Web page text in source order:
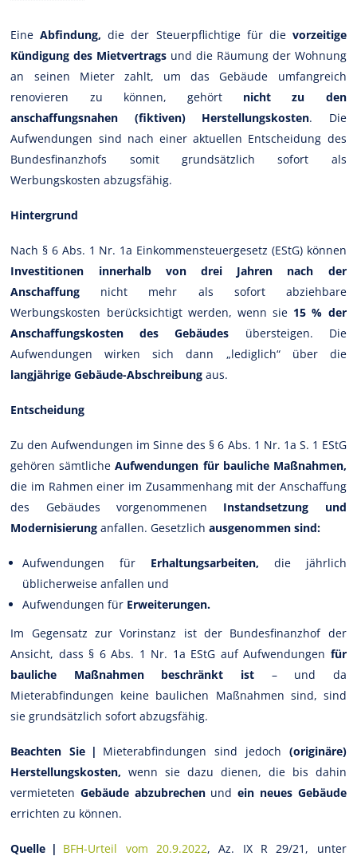
EineAbfindung, die der Steuerpflichtige für die vorzeitige
Kündigung des Mietvertrags und die Räumung der Wohnung
an seinen Mieter zahlt, um das Gebäude umfangreich
renovieren zu können, gehört nicht zu den
anschaffungsnahen (fiktiven) Herstellungskosten. Die
Aufwendungen sind nach einer aktuellen Entscheidung des
Bundesfinanzhofs somit grundsätzlich sofort als
Werbungskosten abzugsfähig.
Hintergrund
Nach § 6 Abs. 1 Nr. 1a Einkommensteuergesetz (EStG) können
Investitionen innerhalb von drei Jahren nach der
Anschaffung nicht mehr als sofort abziehbare
Werbungskosten berücksichtigt werden, wenn sie 15 % der
Anschaffungskosten des Gebäudes übersteigen. Die
Aufwendungen wirken sich dann „lediglich“ über die
langjährige Gebäude-Abschreibung aus.
Entscheidung
Zu den Aufwendungen im Sinne des § 6 Abs. 1 Nr. 1a S. 1 EStG
gehören sämtlicheAufwendungen für bauliche Maßnahmen,
die im Rahmen einer im Zusammenhang mit der Anschaffung
des Gebäudes vorgenommenen Instandsetzung und
Modernisierunganfallen. Gesetzlichausgenommen sind:
Aufwendungen für Erhaltungsarbeiten, die jährlich
üblicherweise anfallen und
Aufwendungen für Erweiterungen.
Im Gegensatz zur Vorinstanz ist der Bundesfinanzhof der
Ansicht, dass § 6 Abs. 1 Nr. 1a EStG auf Aufwendungen für
bauliche Maßnahmen beschränkt ist – und da
Mieterabfindungen keine baulichen Maßnahmen sind, sind
sie grundsätzlich sofort abzugsfähig.
Beachten Sie | Mieterabfindungen sind jedoch (originäre)
Herstellungskosten, wenn sie dazu dienen, die bis dahin
vermietetenGebäude abzubrechenundein neues Gebäude
errichten zu können.
Quelle | BFH-Urteil vom 20.9.2022, Az. IX R 29/21, unter